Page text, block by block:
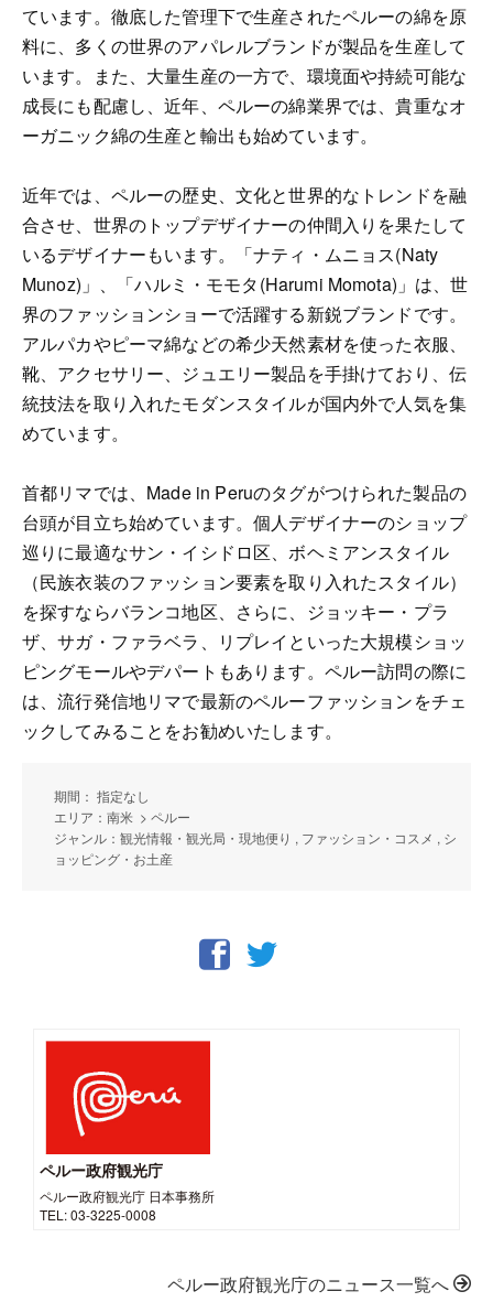
ています。徹底した管理下で生産されたペルーの綿を原
料に、多くの世界のアパレルブランドが製品を生産して
います。また、大量生産の一方で、環境面や持続可能な
成長にも配慮し、近年、ペルーの綿業界では、貴重なオ
ーガニック綿の生産と輸出も始めています。
近年では、ペルーの歴史、文化と世界的なトレンドを融
合させ、世界のトップデザイナーの仲間入りを果たして
いるデザイナーもいます。「ナティ・ムニョス(Naty
Munoz)」、「ハルミ・モモタ(Harumi Momota)」は、世
界のファッションショーで活躍する新鋭ブランドです。
アルパカやピーマ綿などの希少天然素材を使った衣服、
靴、アクセサリー、ジュエリー製品を手掛けており、伝
統技法を取り入れたモダンスタイルが国内外で人気を集
めています。
首都リマでは、Made in Peruのタグがつけられた製品の
台頭が目立ち始めています。個人デザイナーのショップ
巡りに最適なサン・イシドロ区、ボヘミアンスタイル
（民族衣装のファッション要素を取り入れたスタイル）
を探すならバランコ地区、さらに、ジョッキー・プラ
ザ、サガ・ファラベラ、リプレイといった大規模ショッ
ピングモールやデパートもあります。ペルー訪問の際に
は、流行発信地リマで最新のペルーファッションをチェ
ックしてみることをお勧めいたします。
期間： 指定なし
エリア：南米 > ペルー
ジャンル：観光情報・観光局・現地便り , ファッション・コスメ , シ
ョッピング・お土産
ペルー政府観光庁
ペルー政府観光庁 日本事務所
TEL: 03-3225-0008
ペルー政府観光庁のニュース一覧へ